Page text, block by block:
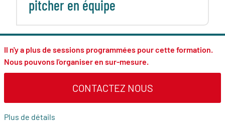
pitcher en équipe
Il n'y a plus de sessions programmées pour cette formation.
Nous pouvons l'organiser en sur-mesure.
CONTACTEZ NOUS
Plus de détails